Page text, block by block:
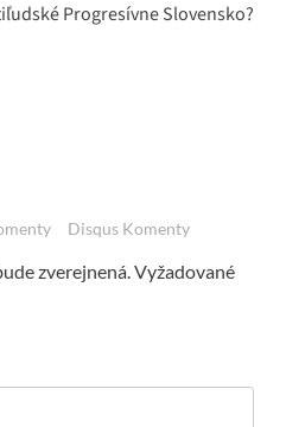
Progresívne Slovensko?
Disqus Komenty
zverejnená.Vyžadované